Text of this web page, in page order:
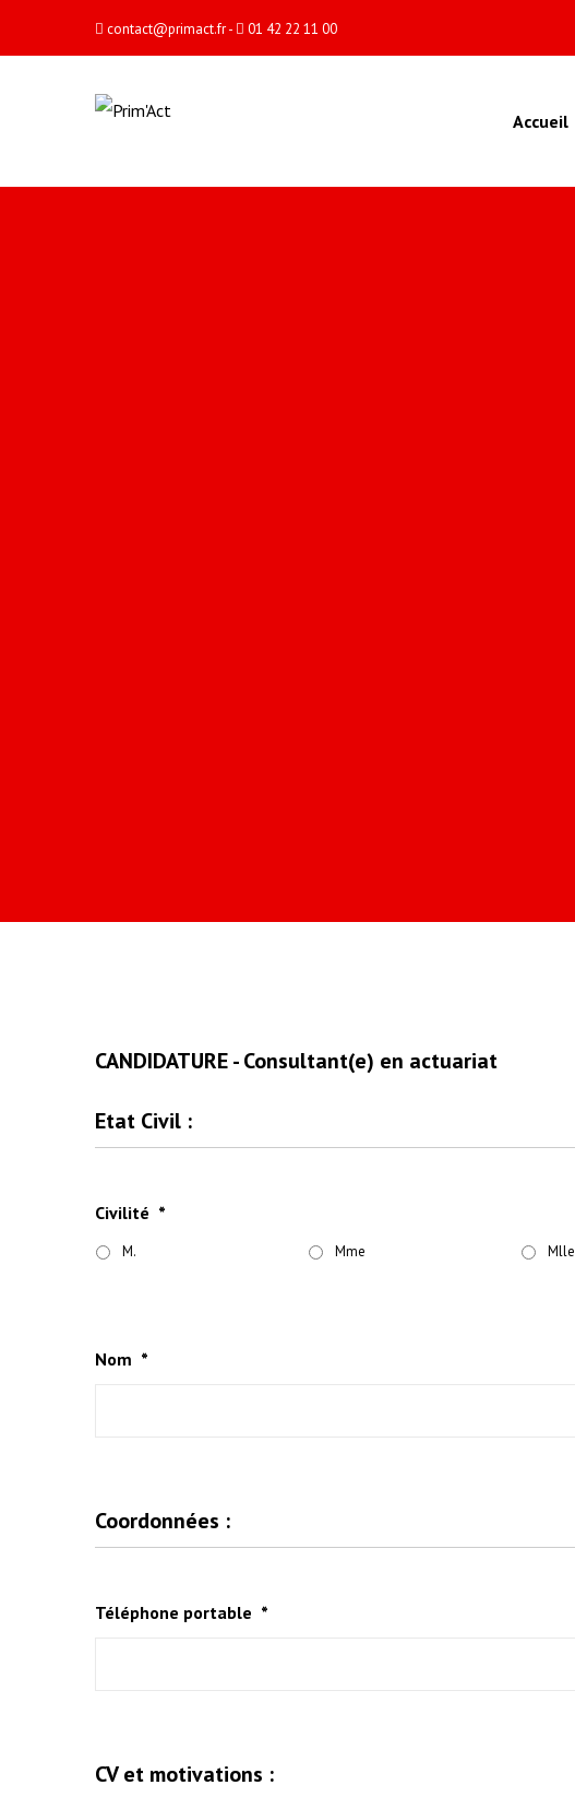
contact@primact.fr- 01 42 22 11 00
Accueil
CANDIDATURE - Consultant(e) en actuariat
Etat Civil :
Civilité *
M. Mme Mlle
Nom *
Coordonnées :
Téléphone portable *
CV et motivations :